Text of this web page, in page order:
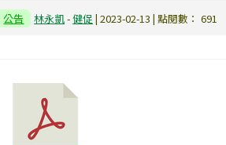
公告 林永凱-健促 | 2023-02-13 | 點閱數： 691